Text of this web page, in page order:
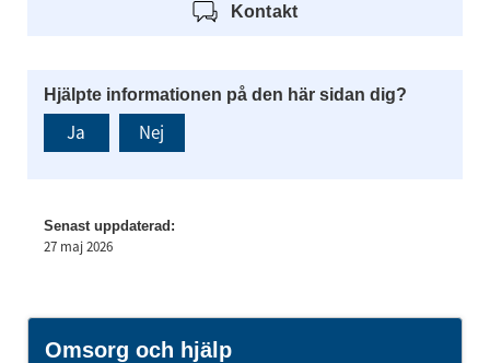
Kontakt
Hjälpte informationen på den här sidan dig?
Ja Nej
Senast uppdaterad:
27 maj 2026
Omsorg och hjälp